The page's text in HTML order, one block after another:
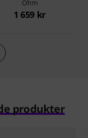
Ohm
1 659 kr
produkter